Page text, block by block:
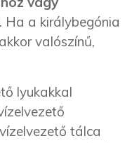
. Ha a királybegónia
valószínű,
lyukakkal
tálca